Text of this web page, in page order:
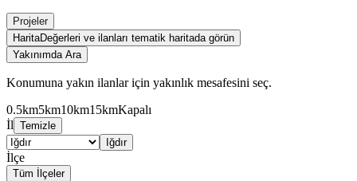
Projeler
HaritaDeğerleri ve ilanları tematik haritada görün
Yakınımda Ara
Konumuna yakın ilanlar için yakınlık mesafesini seç.
0.5km5km10km15kmKapalı
İl Temizle
Iğdır
İlçe
Tüm İlçeler